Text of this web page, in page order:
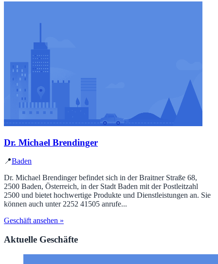
Dr. Michael Brendinger
📍Baden
Dr. Michael Brendinger befindet sich in der Braitner Straße 68,
2500 Baden, Österreich, in der Stadt Baden mit der Postleitzahl
2500 und bietet hochwertige Produkte und Dienstleistungen an. Sie
können auch unter 2252 41505 anrufe...
Geschäft ansehen »
Aktuelle Geschäfte